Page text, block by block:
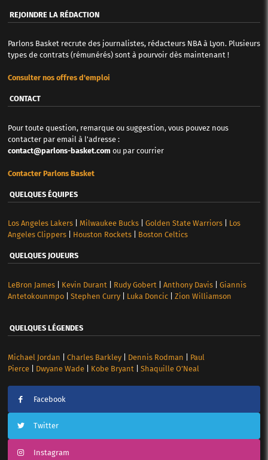
REJOINDRE LA RÉDACTION
Parlons Basket recrute des journalistes, rédacteurs NBA à Lyon. Plusieurs
types de contrats (rémunérés) sont à pourvoir dès maintenant !
Consulter nos offres d'emploi
CONTACT
Pour toute question, remarque ou suggestion, vous pouvez nous
contacter par email à l'adresse :
contact@parlons-basket.com ou par courrier
Contacter Parlons Basket
QUELQUES ÉQUIPES
Los Angeles Lakers| Milwaukee Bucks| Golden State Warriors| Los
Angeles Clippers| Houston Rockets| Boston Celtics
QUELQUES JOUEURS
LeBron James| Kevin Durant Rudy Gobert Anthony Davis| Giannis
Antetokounmpo| Stephen Curry| Luka Doncic| Zion Williamson
QUELQUES LÉGENDES
Michael Jordan Charles Barkley| Dennis Rodman
Paul
Pierce| Dwyane Wade| Kobe Bryant Shaquille O’Neal
Facebook
Twitter
Instagram